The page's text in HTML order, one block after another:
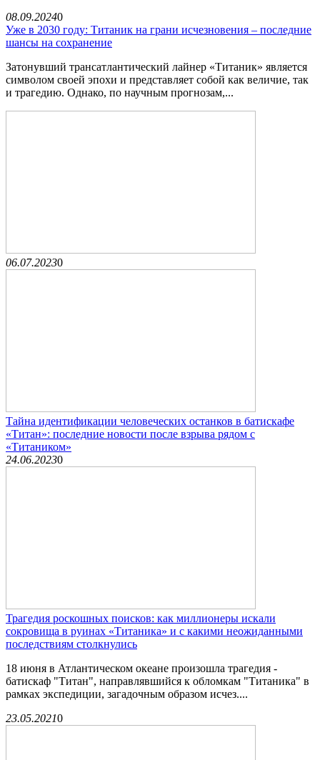
08.09.20240
Уже в 2030 году: Титаник на грани исчезновения – последние
шансы на сохранение
Затонувший трансатлантический лайнер «Титаник» является
символом своей эпохи и представляет собой как величие, так
и трагедию. Однако, по научным прогнозам,...
06.07.20230
Тайна идентификации человеческих останков в батискафе
«Титан»: последние новости после взрыва рядом с
«Титаником»
24.06.20230
Трагедия роскошных поисков: как миллионеры искали
сокровища в руинах «Титаника» и с какими неожиданными
последствиям столкнулись
18 июня в Атлантическом океане произошла трагедия -
батискаф "Титан", направлявшийся к обломкам "Титаника" в
рамках экспедиции, загадочным образом исчез....
23.05.20210